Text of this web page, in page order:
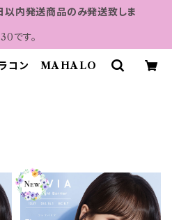
内発送商品のみ発送致しま
です。
コン MAHALO